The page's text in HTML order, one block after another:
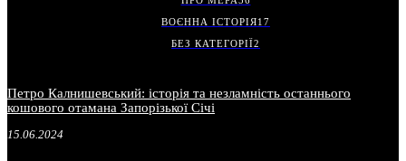
ВОЄННА ІСТОРІЯ17
БЕЗ КАТЕГОРІЇ2
Петро Калнишевський: історія та незламність останнього
кошового отамана Запорізької Січі
15.06.2024